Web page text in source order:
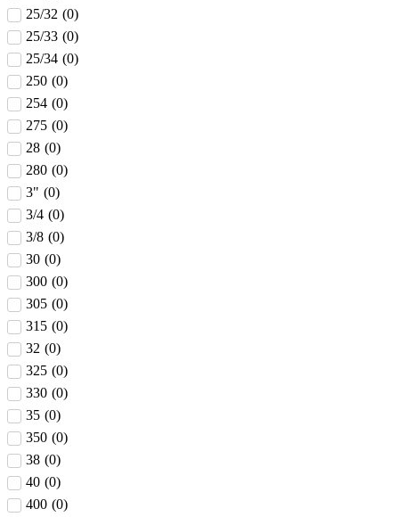
25/32 (0)
25/33 (0)
25/34 (0)
250 (0)
254 (0)
275 (0)
28 (0)
280 (0)
3" (0)
3/4 (0)
3/8 (0)
30 (0)
300 (0)
305 (0)
315 (0)
32 (0)
325 (0)
330 (0)
35 (0)
350 (0)
38 (0)
40 (0)
400 (0)